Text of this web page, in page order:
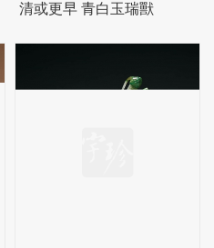
清或更早 青白玉瑞獸